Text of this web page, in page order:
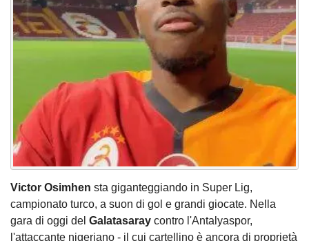
Victor Osimhen sta giganteggiando in Super Lig,
campionato turco, a suon di gol e grandi giocate. Nella
gara di oggi del Galatasaray contro l'Antalyaspor,
l'attaccante nigeriano - il cui cartellino è ancora di proprietà